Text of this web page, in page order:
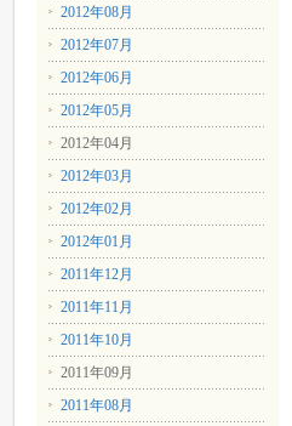
2012年08月
2012年07月
2012年06月
2012年05月
2012年04月
2012年03月
2012年02月
2012年01月
2011年12月
2011年11月
2011年10月
2011年09月
2011年08月